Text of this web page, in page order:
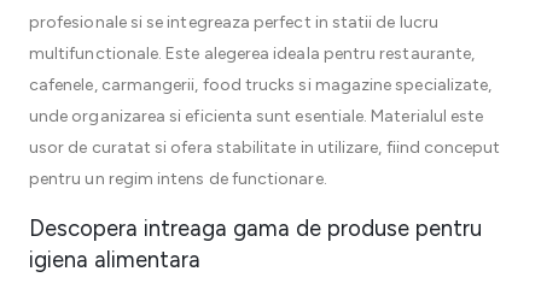
profesionale si se integreaza perfect in statii de lucru
multifunctionale. Este alegerea ideala pentru restaurante,
cafenele, carmangerii, food trucks si magazine specializate,
unde organizarea si eficienta sunt esentiale. Materialul este
usor de curatat si ofera stabilitate in utilizare, fiind conceput
pentru un regim intens de functionare.
Descopera intreaga gama de produse pentru
igiena alimentara